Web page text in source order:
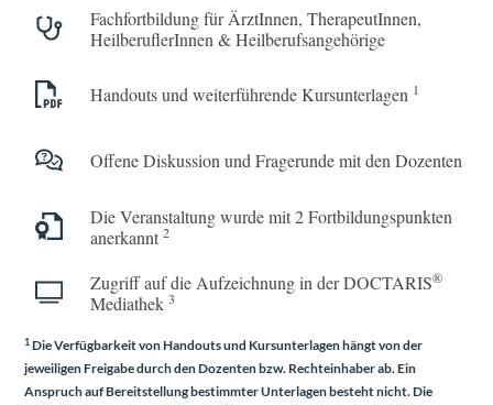
Fach­fort­bildung für ÄrztInnen, TherapeutInnen,
HeilberuflerInnen & Heilberufs­angehörige
Handouts und weiterführende Kursunterlagen 1
Offene Diskussion und Fragerunde mit den Dozenten
Die Veranstaltung wurde mit 2 Fortbildungs­punkten
anerkannt 2
Zugriff auf die Aufzeichnung in der DOCTARIS®
Mediathek 3
1 Die Verfügbarkeit von Handouts und Kursunterlagen hängt von der
jeweiligen Freigabe durch den Dozenten bzw. Rechteinhaber ab. Ein
Anspruch auf Bereitstellung bestimmter Unterlagen besteht nicht. Die